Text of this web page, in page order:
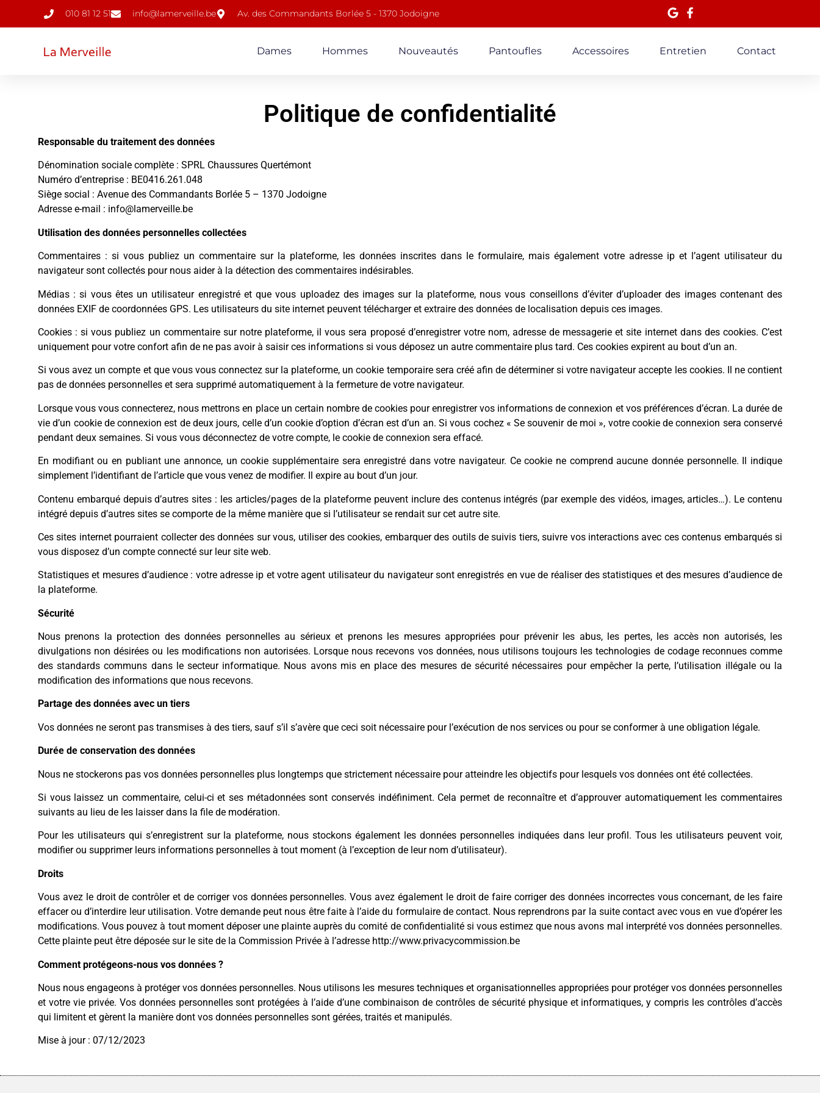
010 81 12 51 info@lamerveille.be Av. des Commandants Borlée 5 - 1370 Jodoigne
Dames Hommes Nouveautés Pantoufles Accessoires Entretien Contact
Politique de confidentialité
Responsable du traitement des données
Dénomination sociale complète : SPRL Chaussures Quertémont
Numéro d’entreprise : BE0416.261.048
Siège social : Avenue des Commandants Borlée 5 – 1370 Jodoigne
Adresse e-mail : info@lamerveille.be
Utilisation des données personnelles collectées
Commentaires : si vous publiez un commentaire sur la plateforme, les données inscrites dans le formulaire, mais également votre adresse ip et l’agent utilisateur du
navigateur sont collectés pour nous aider à la détection des commentaires indésirables.
Médias : si vous êtes un utilisateur enregistré et que vous uploadez des images sur la plateforme, nous vous conseillons d’éviter d’uploader des images contenant des
données EXIF de coordonnées GPS. Les utilisateurs du site internet peuvent télécharger et extraire des données de localisation depuis ces images.
Cookies : si vous publiez un commentaire sur notre plateforme, il vous sera proposé d’enregistrer votre nom, adresse de messagerie et site internet dans des cookies. C’est
uniquement pour votre confort afin de ne pas avoir à saisir ces informations si vous déposez un autre commentaire plus tard. Ces cookies expirent au bout d’un an.
Si vous avez un compte et que vous vous connectez sur la plateforme, un cookie temporaire sera créé afin de déterminer si votre navigateur accepte les cookies. Il ne contient
pas de données personnelles et sera supprimé automatiquement à la fermeture de votre navigateur.
Lorsque vous vous connecterez, nous mettrons en place un certain nombre de cookies pour enregistrer vos informations de connexion et vos préférences d’écran. La durée de
vie d’un cookie de connexion est de deux jours, celle d’un cookie d’option d’écran est d’un an. Si vous cochez « Se souvenir de moi », votre cookie de connexion sera conservé
pendant deux semaines. Si vous vous déconnectez de votre compte, le cookie de connexion sera effacé.
En modifiant ou en publiant une annonce, un cookie supplémentaire sera enregistré dans votre navigateur. Ce cookie ne comprend aucune donnée personnelle. Il indique
simplement l’identifiant de l’article que vous venez de modifier. Il expire au bout d’un jour.
Contenu embarqué depuis d’autres sites : les articles/pages de la plateforme peuvent inclure des contenus intégrés (par exemple des vidéos, images, articles…). Le contenu
intégré depuis d’autres sites se comporte de la même manière que si l’utilisateur se rendait sur cet autre site.
Ces sites internet pourraient collecter des données sur vous, utiliser des cookies, embarquer des outils de suivis tiers, suivre vos interactions avec ces contenus embarqués si
vous disposez d’un compte connecté sur leur site web.
Statistiques et mesures d’audience : votre adresse ip et votre agent utilisateur du navigateur sont enregistrés en vue de réaliser des statistiques et des mesures d’audience de
la plateforme.
Sécurité
Nous prenons la protection des données personnelles au sérieux et prenons les mesures appropriées pour prévenir les abus, les pertes, les accès non autorisés, les
divulgations non désirées ou les modifications non autorisées. Lorsque nous recevons vos données, nous utilisons toujours les technologies de codage reconnues comme
des standards communs dans le secteur informatique. Nous avons mis en place des mesures de sécurité nécessaires pour empêcher la perte, l’utilisation illégale ou la
modification des informations que nous recevons.
Partage des données avec un tiers
Vos données ne seront pas transmises à des tiers, sauf s’il s’avère que ceci soit nécessaire pour l’exécution de nos services ou pour se conformer à une obligation légale.
Durée de conservation des données
Nous ne stockerons pas vos données personnelles plus longtemps que strictement nécessaire pour atteindre les objectifs pour lesquels vos données ont été collectées.
Si vous laissez un commentaire, celui-ci et ses métadonnées sont conservés indéfiniment. Cela permet de reconnaître et d’approuver automatiquement les commentaires
suivants au lieu de les laisser dans la file de modération.
Pour les utilisateurs qui s’enregistrent sur la plateforme, nous stockons également les données personnelles indiquées dans leur profil. Tous les utilisateurs peuvent voir,
modifier ou supprimer leurs informations personnelles à tout moment (à l’exception de leur nom d’utilisateur).
Droits
Vous avez le droit de contrôler et de corriger vos données personnelles. Vous avez également le droit de faire corriger des données incorrectes vous concernant, de les faire
effacer ou d’interdire leur utilisation. Votre demande peut nous être faite à l’aide du formulaire de contact. Nous reprendrons par la suite contact avec vous en vue d’opérer les
modifications. Vous pouvez à tout moment déposer une plainte auprès du comité de confidentialité si vous estimez que nous avons mal interprété vos données personnelles.
Cette plainte peut être déposée sur le site de la Commission Privée à l’adresse http://www.privacycommission.be
Comment protégeons-nous vos données ?
Nous nous engageons à protéger vos données personnelles. Nous utilisons les mesures techniques et organisationnelles appropriées pour protéger vos données personnelles
et votre vie privée. Vos données personnelles sont protégées à l’aide d’une combinaison de contrôles de sécurité physique et informatiques, y compris les contrôles d’accès
qui limitent et gèrent la manière dont vos données personnelles sont gérées, traités et manipulés.
Mise à jour : 07/12/2023